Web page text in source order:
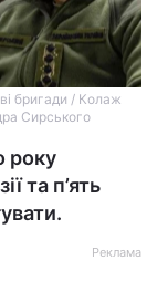
бригади / Колаж
Сирського
року
та п’ять
Реклама